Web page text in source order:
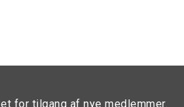
for tilgang af nye medlemmer.